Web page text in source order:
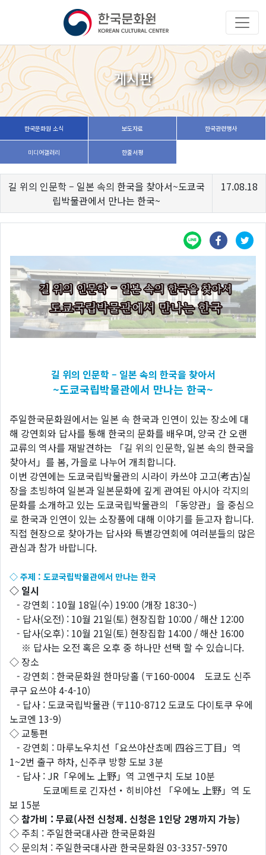
게시판
한국문화원 소식 보도자료 한국관련행사
미디어갤러리 한줄서평
길 위의 인문학 – 일본 속의 한국을 찾아서~도쿄국
립박물관에서 만나는 한국~
17.08.18
길 위의 인문학 – 일본 속의 한국을 찾아서
~도쿄국립박물관에서 만나는 한국~
주일한국문화원에서는 일본 속 한국과 인연이 있는 장소에 대
해 강연회와 답사를 통해 한국의 문화를 배우며, 양국 간 오랜
교류의 역사를 재발견하는 「길 위의 인문학, 일본 속의 한국을
찾아서」를 봄, 가을로 나누어 개최합니다.
이번 강연에는 도쿄국립박물관의 시라이 카쓰야 고고(考古)실
장을 초빙하여 일본과 일본문화에 깊게 관여된 아시아 각지의
문화를 소개하고 있는 도쿄국립박물관의 「동양관」을 중심으
로 한국과 인연이 있는 소장품에 대해 이야기를 듣고자 합니다.
직접 현장으로 찾아가는 답사와 특별강연회에 여러분들의 많은
관심과 참가 바랍니다.
◇ 주제 : 도쿄국립박물관에서 만나는 한국
◇ 일시
- 강연회 : 10월 18일(수) 19:00 (개장 18:30~)
- 답사(오전) : 10월 21일(토) 현장집합 10:00 / 해산 12:00
- 답사(오후) : 10월 21일(토) 현장집합 14:00 / 해산 16:00
※ 답사는 오전 혹은 오후 중 하나만 선택 할 수 있습니다.
◇ 장소
- 강연회 : 한국문화원 한마당홀 (〒160-0004 도쿄도 신주
쿠구 요쓰야 4-4-10)
- 답사 : 도쿄국립박물관 (〒110-8712 도쿄도 다이토쿠 우에
노코엔 13-9)
◇ 교통편
- 강연회 : 마루노우치선「요쓰야산쵸메 四谷三丁目」역
1~2번 출구 하차, 신주쿠 방향 도보 3분
- 답사 : JR「우에노 上野」역 고엔구치 도보 10분
도쿄메트로 긴자선・히비야선 「우에노 上野」역 도
보 15분
◇ 참가비 : 무료(사전 신청제. 신청은 1인당 2명까지 가능)
◇ 주최 : 주일한국대사관 한국문화원
◇ 문의처 : 주일한국대사관 한국문화원 03-3357-5970